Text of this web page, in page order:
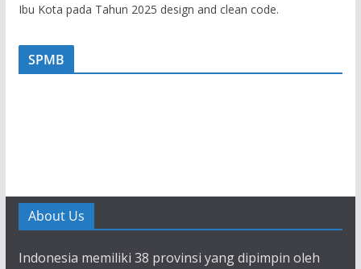
Ibu Kota pada Tahun 2025 design and clean code.
SPMB
About Us
Indonesia memiliki 38 provinsi yang dipimpin oleh